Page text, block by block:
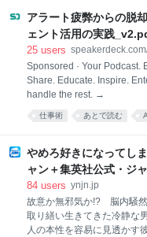
オブジ
アラート疲弊からの脱
ェント活用の実践
25 users
Sponsored · Your Podcast.
Share. Educate. Inspire.
handle the rest. →
仕事術 あとで読む
やめろ好きになってし
ャン＋集英社公式・ジ
84 users ynjn.jp
故意か無邪気か!? 脳内騒
取り繕い生きてきた冷静な
人の本性を容易に見透かす